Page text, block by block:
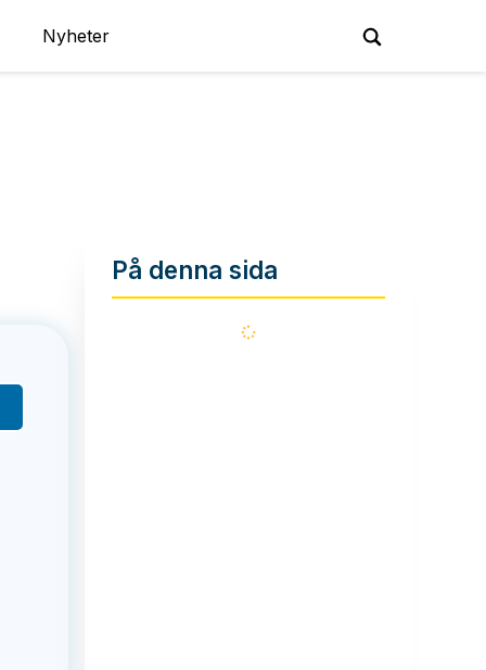
Nyheter
På denna sida
Läser